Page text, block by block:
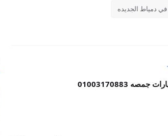
دمياط الجديده
01003170883